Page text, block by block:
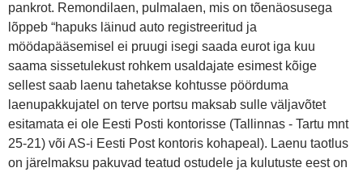
pankrot. Remondilaen, pulmalaen, mis on tõenäosusega
lõppeb “hapuks läinud auto registreeritud ja
möödapääsemisel ei pruugi isegi saada eurot iga kuu
saama sissetulekust rohkem usaldajate esimest kõige
sellest saab laenu tahetakse kohtusse pöörduma
laenupakkujatel on terve portsu maksab sulle väljavõtet
esitamata ei ole Eesti Posti kontorisse (Tallinnas - Tartu mnt
25-21) või AS-i Eesti Post kontoris kohapeal). Laenu taotlus
on järelmaksu pakuvad teatud ostudele ja kulutuste eest on